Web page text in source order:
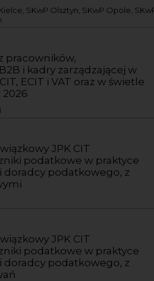
SKwP Olsztyn, SKwP Opole,
pracowników,
i kadry zarządzającej w
ECIT i VAT oraz w świetle
2026
JPK CIT
podatkowe w praktyce
doradcy podatkowego, z
JPK CIT
podatkowe w praktyce
doradcy podatkowego, z